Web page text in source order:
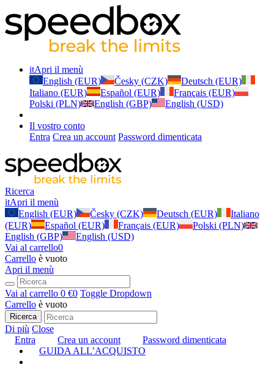
itApri il menù
English (EUR)
Česky (CZK)
Deutsch (EUR)
Italiano (EUR)
Español (EUR)
Français (EUR)
Polski (PLN)
English (GBP) English (USD)
Il vostro conto
Entra Crea un account Password dimenticata
Ricerca
itApri il menù
English (EUR)
Česky (CZK) Deutsch (EUR)
Italiano
(EUR)
Español (EUR) Français (EUR)
Polski (PLN)
English (GBP)
English (USD)
Vai al carrello0
Carrello è vuoto
Apri il menù
Vai al carrello 0 €0 Toggle Dropdown
Carrello è vuoto
Ricerca
Di più Close
Entra
Crea un account
Password dimenticata
GUIDA ALL’ACQUISTO